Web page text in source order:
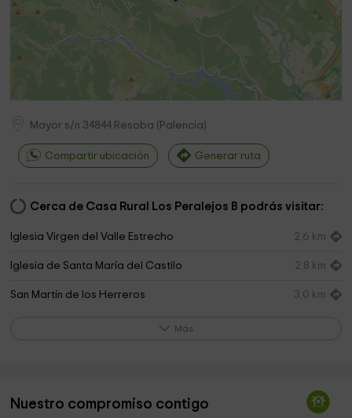
Mayor s/n 34844 Resoba ( Palencia)
Compartir ubicación Generar ruta
Cerca de Casa Rural Los Peralejos B podrás visitar:
Iglesia Virgen del Valle Estrecho 2,6 km
Iglesia de Santa María del Castilo 2,8 km
San Martín de los Herreros 3,0 km
Iglesia de San Andrés Apóstol 4,3 km
Más
Nuestro compromiso contigo